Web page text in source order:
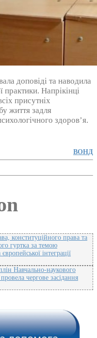
доповіді та наводила
практики. Напрікінці
присутніх
життя задля
здоров’я.
ВОНД
конституційного права та
гуртка за темою
інтеграції
Навчально-наукового
чергове засідання